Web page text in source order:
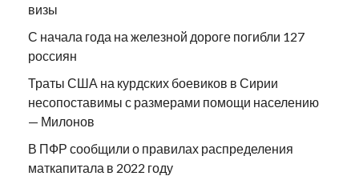
визы
С начала года на железной дороге погибли 127
россиян
Траты США на курдских боевиков в Сирии
несопоставимы с размерами помощи населению
— Милонов
В ПФР сообщили о правилах распределения
маткапитала в 2022 году